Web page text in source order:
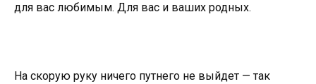
для вас любимым. Для вас и ваших родных.
На скорую руку ничего путнего не выйдет — так